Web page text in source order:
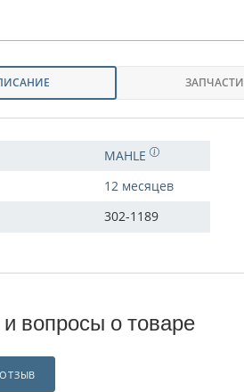
ЗАПЧАСТИ
MAHLE
12 месяцев
302-1189
вопросы о товаре